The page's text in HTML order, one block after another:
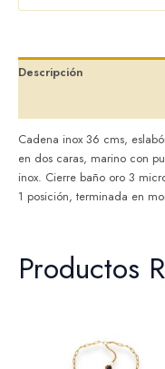
Descripción
Cadena inox 36 cms,
en dos caras, marino con
inox. Cierre baño oro 3
1 posición, terminada en
Productos